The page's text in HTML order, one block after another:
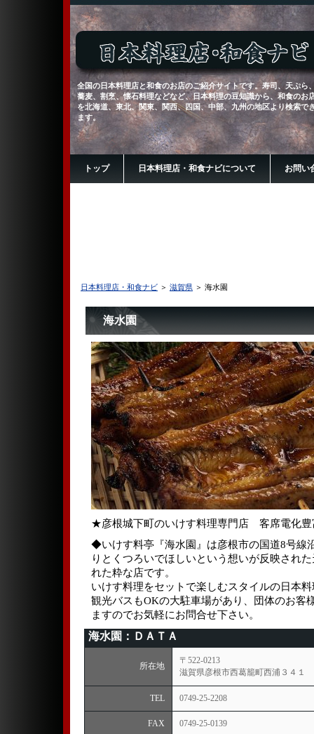
全国の日本料理店と和食のお店のご紹介サイトです。寿司、天ぷら
蕎麦、割烹、懐石料理などなど、日本料理の豆知識から、和食のお
を北海道、東北、関東、関西、四国、中部、九州の地区より検索で
ます。
トップ 日本料理店・和食ナビについて お問い
日本料理店・和食ナビ ＞ 滋賀県 ＞ 海水園
海水園
★彦根城下町のいけす料理専門店 客席電化豊
◆いけす料亭『海水園』は彦根市の国道8号線
りとくつろいでほしいという想いが反映され
れた粋な店です。
いけす料理をセットで楽しむスタイルの日本
観光バスもOKの大駐車場があり、団体のお客
ますのでお気軽にお問合せ下さい。
海水園：ＤＡＴＡ
所在地
〒522-0213
滋賀県彦根市西葛籠町西浦３４１
TEL 0749-25-2208
FAX 0749-25-0139